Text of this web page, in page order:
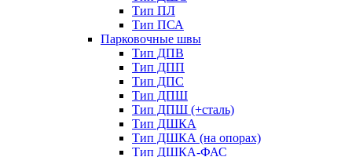
Тип ПЛ
Тип ПСА
Парковочные швы
Тип ДПВ
Тип ДПП
Тип ДПС
Тип ДПШ
Тип ДПШ (+сталь)
Тип ДШКА
Тип ДШКА (на опорах)
Тип ДШКА-ФАС